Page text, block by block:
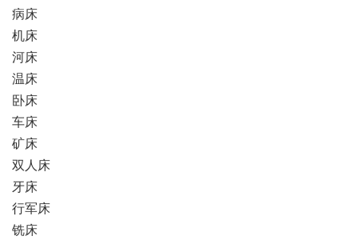
病床
机床
河床
温床
卧床
车床
矿床
双人床
牙床
行军床
铣床